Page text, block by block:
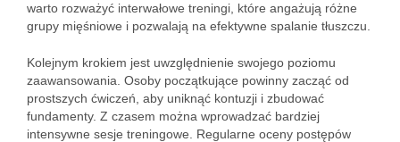
warto rozważyć interwałowe treningi, które angażują różne
grupy mięśniowe i pozwalają na efektywne spalanie tłuszczu.
Kolejnym krokiem jest uwzględnienie swojego poziomu
zaawansowania. Osoby początkujące powinny zacząć od
prostszych ćwiczeń, aby uniknąć kontuzji i zbudować
fundamenty. Z czasem można wprowadzać bardziej
intensywne sesje treningowe. Regularne oceny postępów